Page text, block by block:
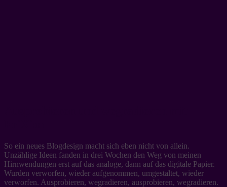
So ein neues Blogdesign macht sich eben nicht von allein.
Unzählige Ideen fanden in drei Wochen den Weg von meinen
Hirnwendungen erst auf das analoge, dann auf das digitale Papier.
Wurden verworfen, wieder aufgenommen, umgestaltet, wieder
verworfen. Ausprobieren, wegradieren, ausprobieren, wegradieren.